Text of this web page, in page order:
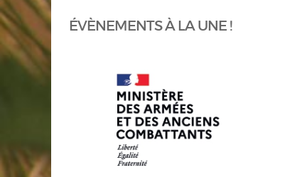
ÉVÈNEMENTS À LA UNE !